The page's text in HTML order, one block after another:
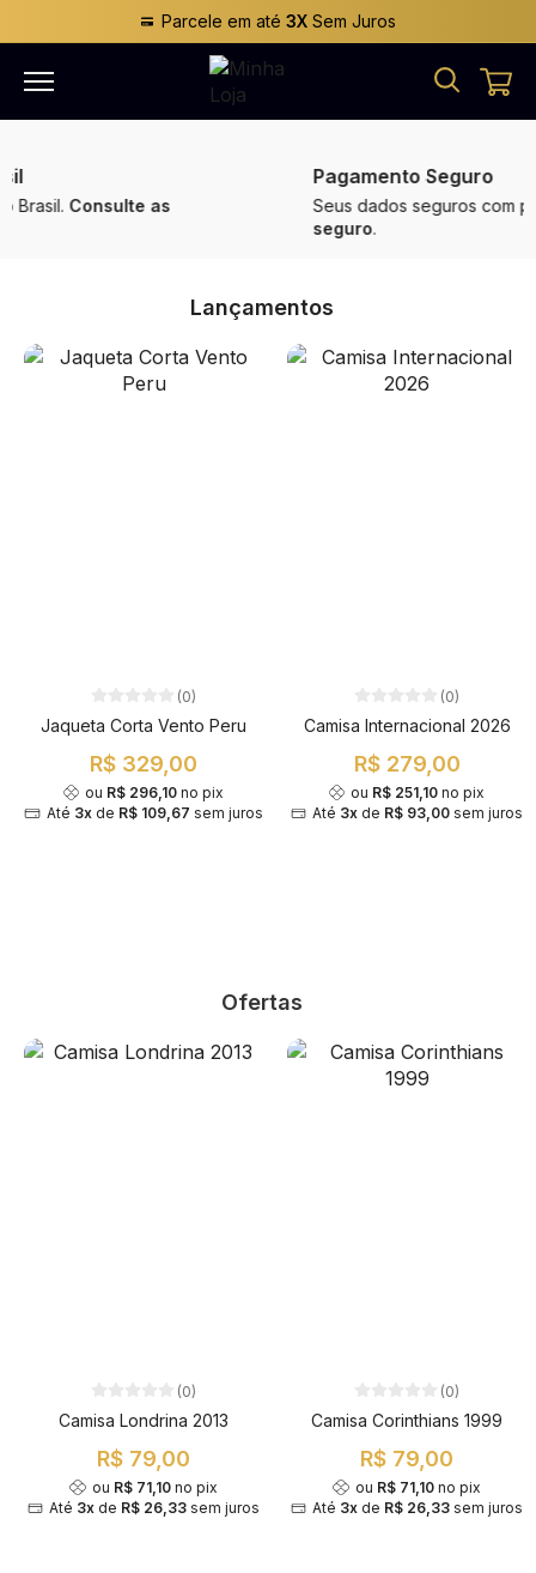
Parcele em até 3XSem Juros
Seus dados seguros com pagamento100%
Lançamentos
(0)
Jaqueta Corta Vento Peru
R$ 329,00
ou R$ 296,10 no pix
Até 3xde R$ 109,67 sem juros
(0)
Camisa Internacional 2026
R$ 279,00
ou R$ 251,10 no pix
Até 3x de R$ 93,00 sem juros
Ofertas
(0)
Camisa Londrina 2013
R$ 79,00
ou R$ 71,10no pix
Até 3x de R$ 26,33 sem juros
(0)
Camisa Corinthians 1999
R$ 79,00
ou R$ 71,10no pix
Até 3x de R$ 26,33 sem juros